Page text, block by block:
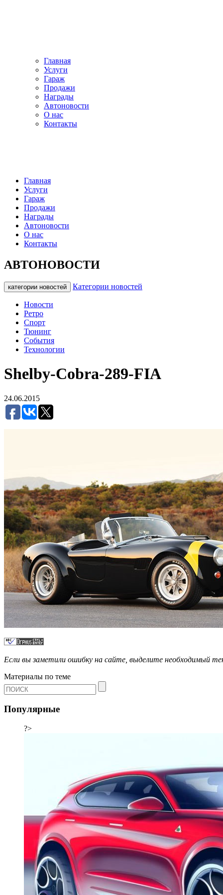
Главная
Услуги
Гараж
Продажи
Награды
Автоновости
О нас
Контакты
Главная
Услуги
Гараж
Продажи
Награды
Автоновости
О нас
Контакты
АВТОНОВОСТИ
категории новостей Категории новостей
Новости
Ретро
Спорт
Тюнинг
События
Технологии
Shelby-Cobra-289-FIA
24.06.2015
Если вы заметили ошибку на сайте, выделите необходимый
Материалы по теме
Популярные
?>